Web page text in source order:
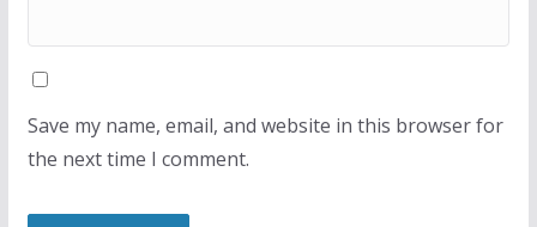
Save my name, email, and website in this browser for
the next time I comment.